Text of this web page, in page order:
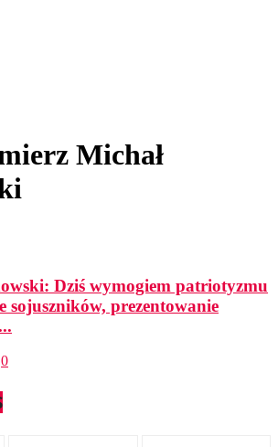
Michał
Dziś wymogiem patriotyzmu
sojuszników, prezentowanie
0